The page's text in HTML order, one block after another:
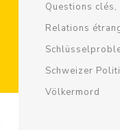
Questions clés
Relations
Schweizer
Völkermord